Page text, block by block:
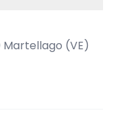
Martellago (VE)